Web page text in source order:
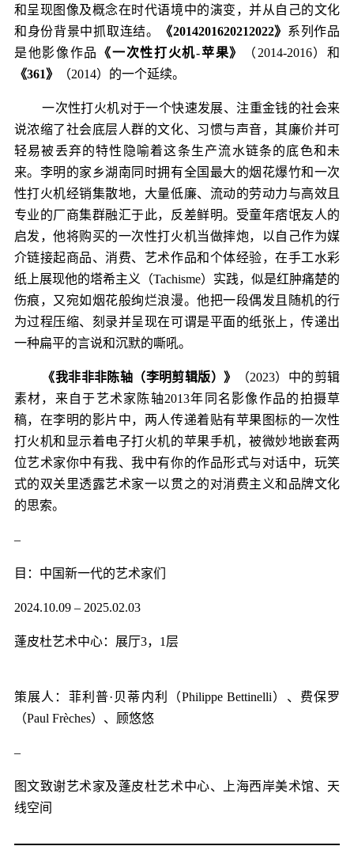
和呈现图像及概念在时代语境中的演变，并从自己的文化
和身份背景中抓取连结。
《2014201620212022》 系列作品
是他影像作品
《一次性打火机-苹果》
（2014-2016）和
《361》
（2014）的一个延续。
一次性打火机对于一个快速发展、注重金钱的社会来
说浓缩了社会底层人群的文化、习惯与声音，其廉价并可
轻易被丢弃的特性隐喻着这条生产流水链条的底色和未
来。李明的家乡湖南同时拥有全国最大的烟花爆竹和一次
性打火机经销集散地，大量低廉、流动的劳动力与高效且
专业的厂商集群融汇于此，反差鲜明。受童年痞氓友人的
启发，他将购买的一次性打火机当做摔炮，以自己作为媒
介链接起商品、消费、艺术作品和个体经验，在手工水彩
纸上展现他的塔希主义（Tachisme）实践，似是红肿痛楚的
伤痕，又宛如烟花般绚烂浪漫。他把一段偶发且随机的行
为过程压缩、刻录并呈现在可谓是平面的纸张上，传递出
一种扁平的言说和沉默的嘶吼。
《我非非非陈轴（李明剪辑版）》
（2023）中的剪辑
素材，来自于艺术家陈轴2013年同名影像作品的拍摄草
稿，在李明的影片中，两人传递着贴有苹果图标的一次性
打火机和显示着电子打火机的苹果手机，被微妙地嵌套两
位艺术家你中有我、我中有你的作品形式与对话中，玩笑
式的双关里透露艺术家一以贯之的对消费主义和品牌文化
的思索。
–
目：中国新一代的艺术家们
2024.10.09 – 2025.02.03
蓬皮杜艺术中心： 展厅3，1层
策展人： 菲利普·贝蒂内利（Philippe Bettinelli）、 费保罗
（Paul Frèches）、 顾悠悠
–
图文致谢艺术家及蓬皮杜艺术中心、上海西岸美术馆、天
线空间